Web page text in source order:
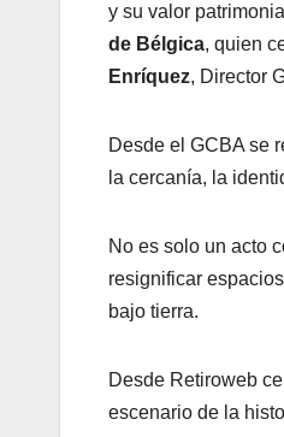
y su valor
de Bélgica, quien
Enríquez, Director
Desde el GCBA se
la cercanía, la
No es solo un acto
resignificar
bajo tierra.
Desde Retiroweb
escenario de la